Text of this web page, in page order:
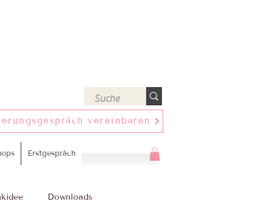
vereinbaren
Erstgespräch
Downloads